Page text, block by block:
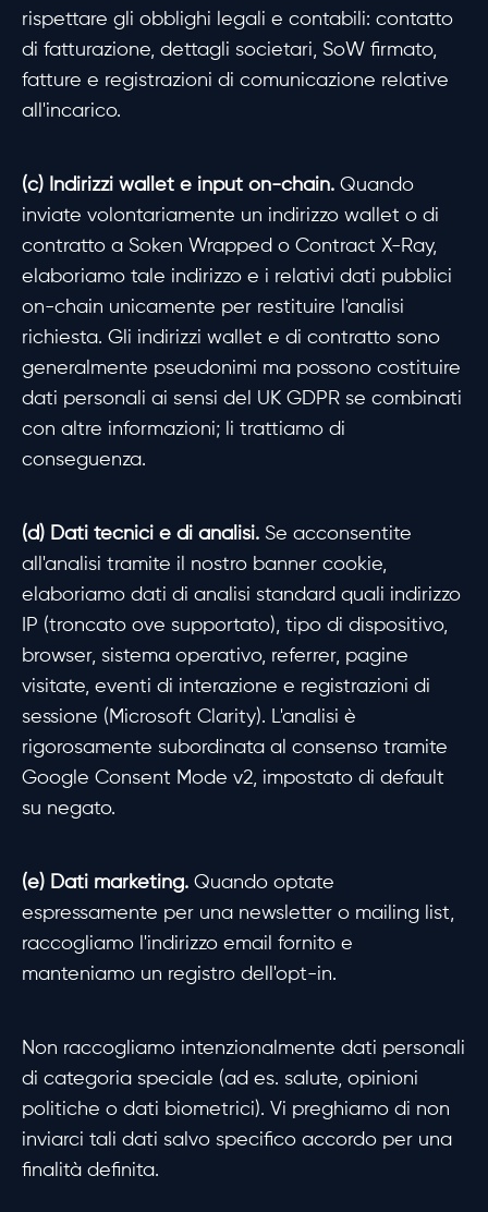
rispettare gli obblighi legali e contabili: contatto
di fatturazione, dettagli societari, SoW firmato,
fatture e registrazioni di comunicazione relative
all'incarico.
(c) Indirizzi wallet e input on-chain. Quando
inviate volontariamente un indirizzo wallet o di
contratto a Soken Wrapped o Contract X-Ray,
elaboriamo tale indirizzo e i relativi dati pubblici
on-chain unicamente per restituire l'analisi
richiesta. Gli indirizzi wallet e di contratto sono
generalmente pseudonimi ma possono costituire
dati personali ai sensi del UK GDPR se combinati
con altre informazioni; li trattiamo di
conseguenza.
(d) Dati tecnici e di analisi. Se acconsentite
all'analisi tramite il nostro banner cookie,
elaboriamo dati di analisi standard quali indirizzo
IP (troncato ove supportato), tipo di dispositivo,
browser, sistema operativo, referrer, pagine
visitate, eventi di interazione e registrazioni di
sessione (Microsoft Clarity). L'analisi è
rigorosamente subordinata al consenso tramite
Google Consent Mode v2, impostato di default
su negato.
(e) Dati marketing. Quando optate
espressamente per una newsletter o mailing list,
raccogliamo l'indirizzo email fornito e
manteniamo un registro dell'opt-in.
Non raccogliamo intenzionalmente dati personali
di categoria speciale (ad es. salute, opinioni
politiche o dati biometrici). Vi preghiamo di non
inviarci tali dati salvo specifico accordo per una
finalità definita.